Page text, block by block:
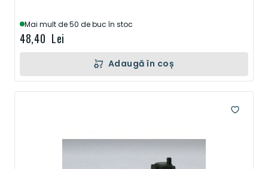
Mai mult de 50 de buc în stoc
48,40 Lei
Adaugă în coș